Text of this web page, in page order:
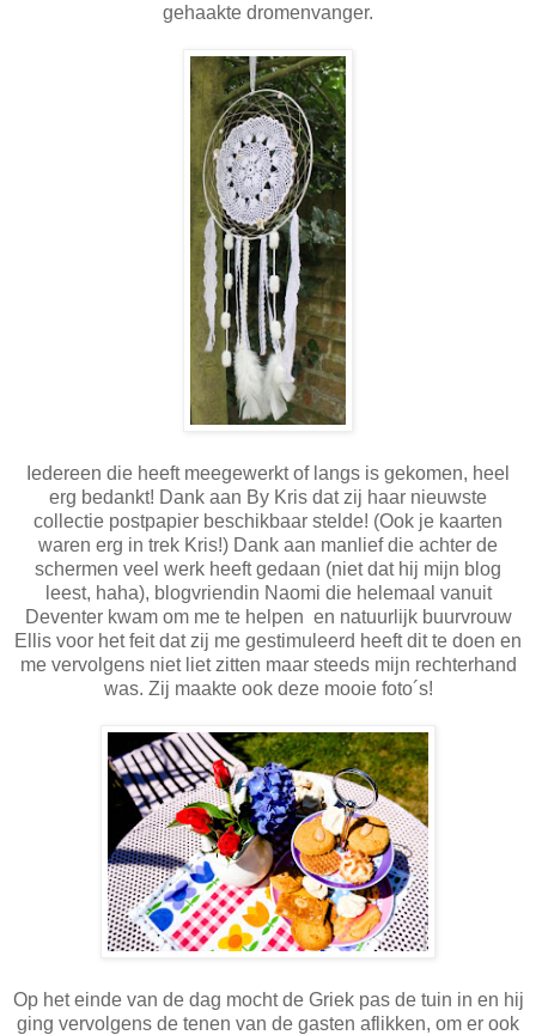
gehaakte dromenvanger.
Iedereen die heeft meegewerkt of langs is gekomen, heel
erg bedankt! Dank aan By Kris dat zij haar nieuwste
collectie postpapier beschikbaar stelde! (Ook je kaarten
waren erg in trek Kris!) Dank aan manlief die achter de
schermen veel werk heeft gedaan (niet dat hij mijn blog
leest, haha), blogvriendin Naomi die helemaal vanuit
Deventer kwam om me te helpen en natuurlijk buurvrouw
Ellis voor het feit dat zij me gestimuleerd heeft dit te doen en
me vervolgens niet liet zitten maar steeds mijn rechterhand
was. Zij maakte ook deze mooie foto´s!
Op het einde van de dag mocht de Griek pas de tuin in en hij
ging vervolgens de tenen van de gasten aflikken, om er ook